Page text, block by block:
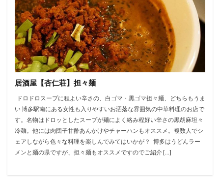
居酒屋【杏仁荘】担々麺
ドロドロスープに程よい辛さの、白ゴマ・黒ゴマ担々麺、どちらもうま
い 博多駅南にある女性も入りやすいお洒落な雰囲気の中華料理のお店で
す。名物はドロッとしたスープが麺によく絡み程好い辛さの黒胡麻坦々
冷麺。他には肉団子甘酢あんかけやチャーハンもオススメ。複数人でシ
ェアしながら色々な料理を楽しんでみてはいかが？ 博多はうどんラー
メンと麺の県ですが、担々麺もオススメですのでご紹介 […]